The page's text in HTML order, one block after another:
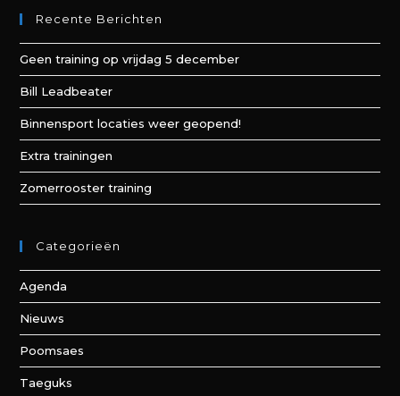
Recente Berichten
Geen training op vrijdag 5 december
Bill Leadbeater
Binnensport locaties weer geopend!
Extra trainingen
Zomerrooster training
Categorieën
Agenda
Nieuws
Poomsaes
Taeguks